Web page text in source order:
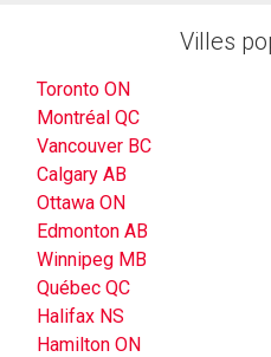
Villes
Toronto ON
Montréal QC
Vancouver BC
Calgary AB
Ottawa ON
Edmonton AB
Winnipeg MB
Québec QC
Halifax NS
Hamilton ON